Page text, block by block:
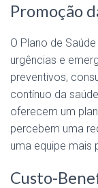
Promoção
O Plano de
urgências e
preventivos,
contínuo da
oferecem um
percebem uma
uma equipe mais
Custo-